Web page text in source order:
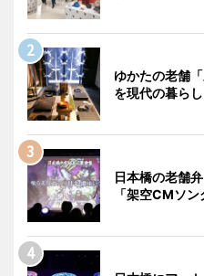
ゆかたの老舗
を現代の暮ら
日本橋の老舗
「架空CMソ